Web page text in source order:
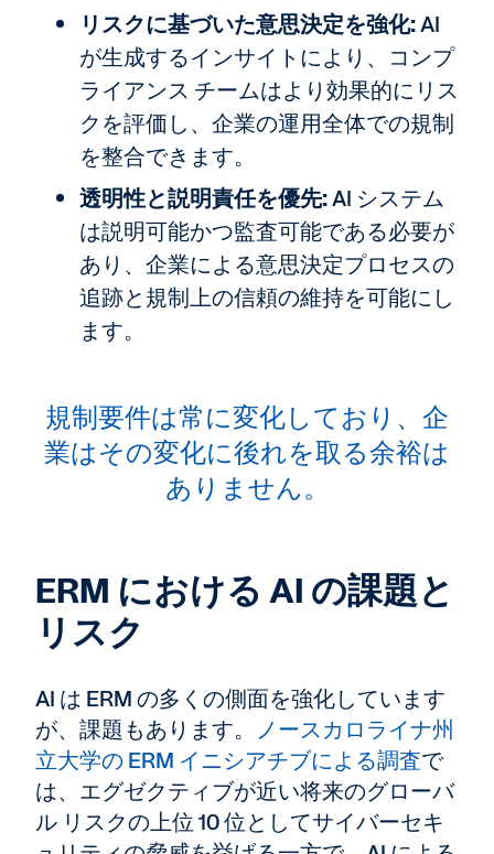
リスクに基づいた意思決定を強化:AI
が生成するインサイトにより、コンプ
ライアンス チームはより効果的にリス
クを評価し、企業の運用全体での規制
を整合できます。
透明性と説明責任を優先:AI システム
は説明可能かつ監査可能である必要が
あり、企業による意思決定プロセスの
追跡と規制上の信頼の維持を可能にし
ます。
規制要件は常に変化しており、企
業はその変化に後れを取る余裕は
ありません。
ERM における AI の課題と
リスク
AI は ERM の多くの側面を強化しています
が、課題もあります。 ノースカロライナ州
立大学の ERM イニシアチブによる調査で
は、エグゼクティブが近い将来のグローバ
ル リスクの上位 10 位としてサイバーセキ